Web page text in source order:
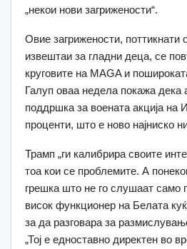
„некои нови загрижености“.
Овие загрижености, поттикнати
извештаи за гладни деца, се
круговите на MAGA и
Галуп оваа недела покажа дека
поддршка за воената акција на
проценти, што е ново најниско
Трамп „ги калибрира своите
тоа кои се проблемите. А
грешка што не го слушаат само
висок функционер на Белата
за да разговара за
„Тој е едноставно директен во